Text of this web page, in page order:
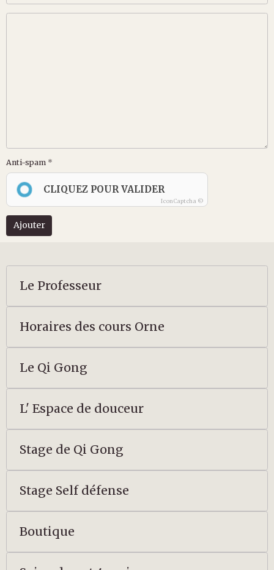
Anti-spam
CLIQUEZ POUR VALIDER
IconCaptcha ©
Ajouter
Le Professeur
Horaires des cours Orne
Le Qi Gong
L' Espace de douceur
Stage de Qi Gong
Stage Self défense
Boutique